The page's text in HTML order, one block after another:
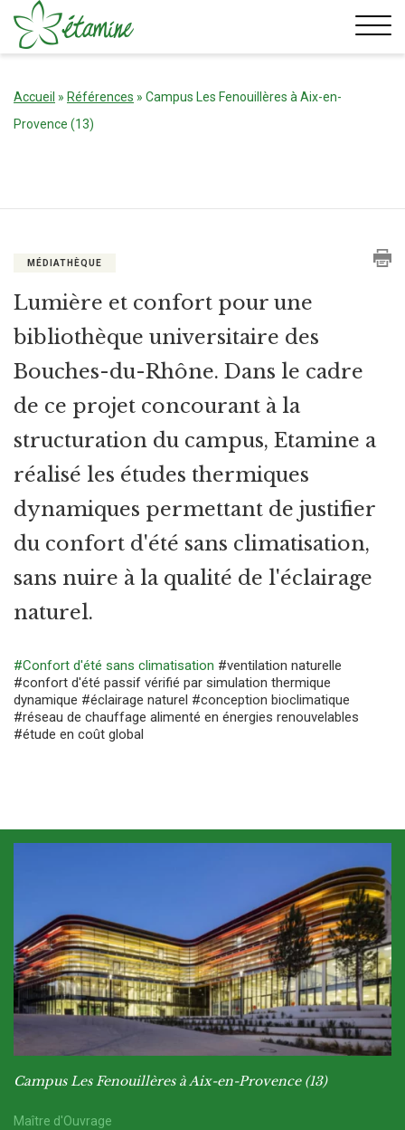
contenu
Accueil » Références » Campus Les Fenouillères à Aix-en-
Provence (13)
MÉDIATHÈQUE
Lumière et confort pour une
bibliothèque universitaire des
Bouches-du-Rhône. Dans le cadre
de ce projet concourant à la
structuration du campus, Etamine a
réalisé les études thermiques
dynamiques permettant de justifier
du confort d'été sans climatisation,
sans nuire à la qualité de l'éclairage
naturel.
#Confort d'été sans climatisation #ventilation naturelle
#confort d'été passif vérifié par simulation thermique
dynamique #éclairage naturel #conception bioclimatique
#réseau de chauffage alimenté en énergies renouvelables
#étude en coût global
Campus Les Fenouillères à Aix-en-Provence (13)
Maître d'Ouvrage